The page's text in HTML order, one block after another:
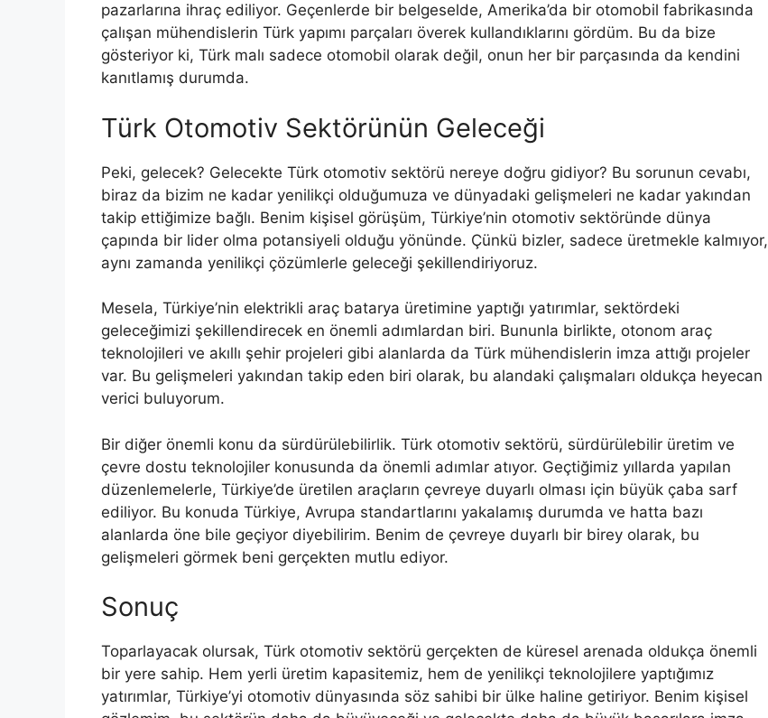
pazarlarına ihraç ediliyor. Geçenlerde bir belgeselde, Amerika’da bir otomobil fabrikasında
çalışan mühendislerin Türk yapımı parçaları överek kullandıklarını gördüm. Bu da bize
gösteriyor ki, Türk malı sadece otomobil olarak değil, onun her bir parçasında da kendini
kanıtlamış durumda.
Türk Otomotiv Sektörünün Geleceği
Peki, gelecek? Gelecekte Türk otomotiv sektörü nereye doğru gidiyor? Bu sorunun cevabı,
biraz da bizim ne kadar yenilikçi olduğumuza ve dünyadaki gelişmeleri ne kadar yakından
takip ettiğimize bağlı. Benim kişisel görüşüm, Türkiye’nin otomotiv sektöründe dünya
çapında bir lider olma potansiyeli olduğu yönünde. Çünkü bizler, sadece üretmekle kalmıyor,
aynı zamanda yenilikçi çözümlerle geleceği şekillendiriyoruz.
Mesela, Türkiye’nin elektrikli araç batarya üretimine yaptığı yatırımlar, sektördeki
geleceğimizi şekillendirecek en önemli adımlardan biri. Bununla birlikte, otonom araç
teknolojileri ve akıllı şehir projeleri gibi alanlarda da Türk mühendislerin imza attığı projeler
var. Bu gelişmeleri yakından takip eden biri olarak, bu alandaki çalışmaları oldukça heyecan
verici buluyorum.
Bir diğer önemli konu da sürdürülebilirlik. Türk otomotiv sektörü, sürdürülebilir üretim ve
çevre dostu teknolojiler konusunda da önemli adımlar atıyor. Geçtiğimiz yıllarda yapılan
düzenlemelerle, Türkiye’de üretilen araçların çevreye duyarlı olması için büyük çaba sarf
ediliyor. Bu konuda Türkiye, Avrupa standartlarını yakalamış durumda ve hatta bazı
alanlarda öne bile geçiyor diyebilirim. Benim de çevreye duyarlı bir birey olarak, bu
gelişmeleri görmek beni gerçekten mutlu ediyor.
Sonuç
Toparlayacak olursak, Türk otomotiv sektörü gerçekten de küresel arenada oldukça önemli
bir yere sahip. Hem yerli üretim kapasitemiz, hem de yenilikçi teknolojilere yaptığımız
yatırımlar, Türkiye’yi otomotiv dünyasında söz sahibi bir ülke haline getiriyor. Benim kişisel